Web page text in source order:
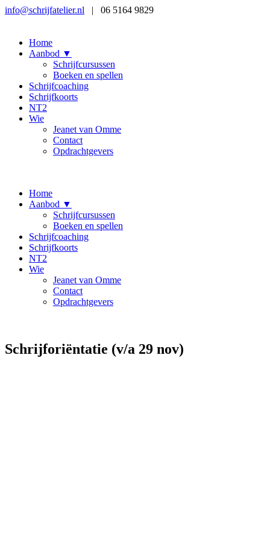
info@schrijfatelier.nl | 06 5164 9829
Home
Aanbod ▼
Schrijfcursussen
Boeken en spellen
Schrijfcoaching
Schrijfkoorts
NT2
Wie
Jeanet van Omme
Contact
Opdrachtgevers
Home
Aanbod ▼
Schrijfcursussen
Boeken en spellen
Schrijfcoaching
Schrijfkoorts
NT2
Wie
Jeanet van Omme
Contact
Opdrachtgevers
Schrijforiëntatie (v/a 29 nov)